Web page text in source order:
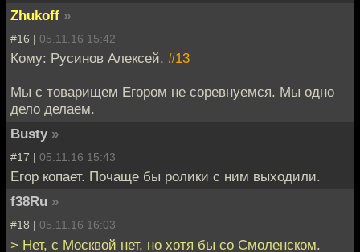
Zhukoff »
#16 | 05.11.16 15:42
Кому: Русинов Алексей, #13
Мы с товарищем Егором не соревнуемся. Мы одно
дело делаем.
Busty »
#17 | 05.11.16 15:43
Егор копает. Почаще бы ролики с ним выходили.
f38Ru »
#18 | 05.11.16 16:03
> Нет, с Москвой нет, но хотя бы со Смоленском.